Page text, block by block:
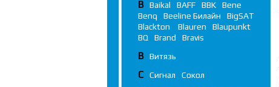
B Baikal BAFF BBK
Bene
Benq
Beeline Билайн
BigSAT
Blackton
Blauren
Blaupunkt
BQ
Brand Bravis
В Витязь
С Сигнал Сокол